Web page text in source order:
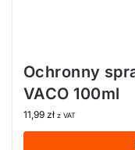
Ochronny
VACO 100ml
11,99 zł z VAT